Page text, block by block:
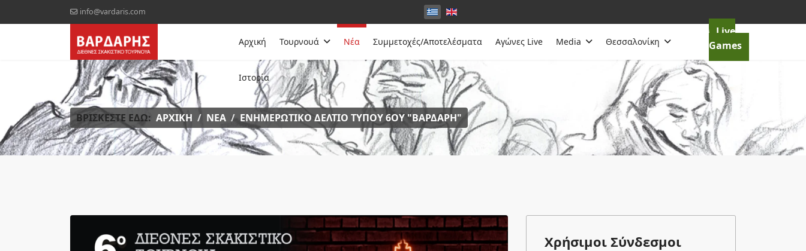
info@vardaris.com
Αρχική Τουρνουά Νέα Συμμετοχές/Αποτελέσματα Αγώνες Live Media Θεσσαλονίκη
Ιστορία
Live
Games
ΒΡΊΣΚΕΣΤΕ ΕΔΏ: ΑΡΧΙΚΉ ΝΈΑ ΕΝΗΜΕΡΩΤΙΚΌ ΔΕΛΤΊΟ ΤΎΠΟΥ 6ΟΥ "ΒΑΡΔΆΡΗ"
Χρήσιμοι Σύνδεσμοι